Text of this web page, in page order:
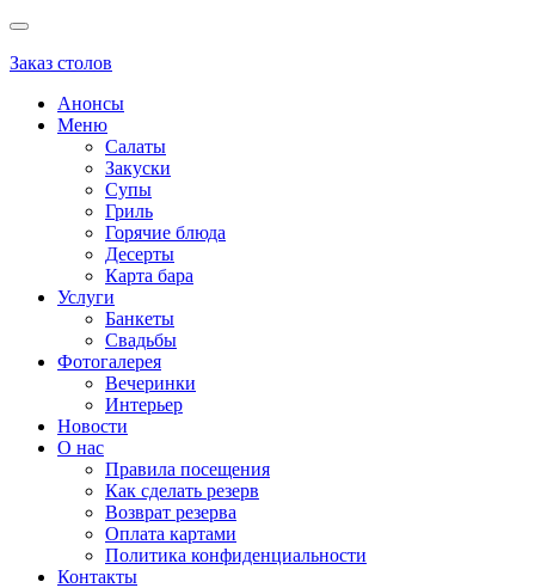
Заказ столов
Анонсы
Меню
Салаты
Закуски
Супы
Гриль
Горячие блюда
Десерты
Карта бара
Услуги
Банкеты
Свадьбы
Фотогалерея
Вечеринки
Интерьер
Новости
О нас
Правила посещения
Как сделать резерв
Возврат резерва
Оплата картами
Политика конфиденциальности
Контакты